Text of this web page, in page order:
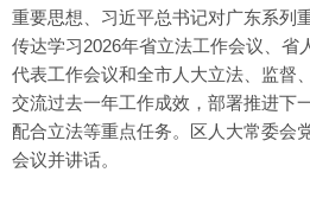
重要思想、习近平总书记对广东系列
传达学习2026年省立法工作会议、省
代表工作会议和全市人大立法、监督
交流过去一年工作成效，部署推进下
配合立法等重点任务。区人大常委会
会议并讲话。